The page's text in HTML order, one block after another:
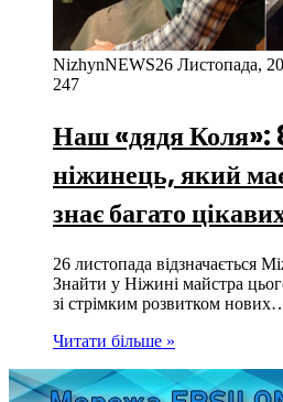
NizhynNEWS26 Листопада,
247
Наш «дядя Коля»:
ніжинець, який
знає багато
26 листопада відзначається
Знайти у Ніжині майстра
зі стрімким розвитком
Читати більше »